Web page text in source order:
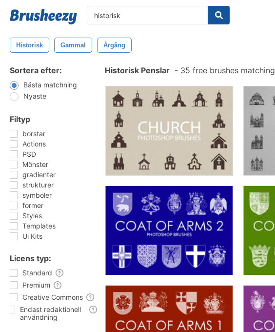
Historisk Gammal Årgång
Sortera efter:
Bästa matchning
Nyaste
Filtyp
borstar
Actions
PSD
Mönster
gradienter
strukturer
symboler
former
Styles
Templates
Ui Kits
Licens typ:
Standard
Premium
Creative Commons
Endast redaktionell
användning
Historisk Penslar - 35 free brushes matching